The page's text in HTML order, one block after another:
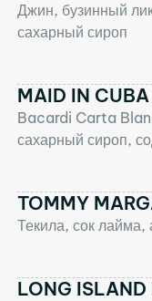
Джин, бузинный
сахарный сироп
MAID IN CUBA
Bacardi Carta
сахарный сироп,
TOMMY
Текила, сок лайма,
LONG ISLAND